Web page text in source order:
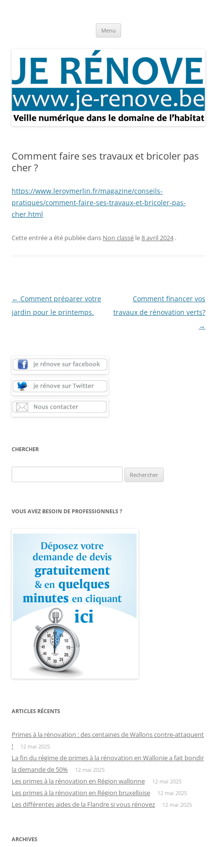
Menu
Comment faire ses travaux et bricoler pas
cher ?
https://www.leroymerlin.fr/magazine/conseils-
pratiques/comment-faire-ses-travaux-et-bricoler-pas-
cher.html
Cette entrée a été publiée dans Non classé le8 avril 2024 .
Navigation
des
← Comment préparer votre
jardin pour le printemps.
Comment financer vos
travaux de rénovation verts?
→
CHERCHER
VOUS AVEZ BESOIN DE PROFESSIONNELS ?
ARTICLES RÉCENTS
Primes à la rénovation : des centaines de Wallons contre-attaquent
!
12 mai 2025
La fin du régime de primes à la rénovation en Wallonie a fait bondir
la demande de 50%
12 mai 2025
Les primes à la rénovation en Région wallonne 12 mai 2025
Les primes à la rénovation en Région bruxelloise 12 mai 2025
Les différentes aides de la Flandre si vous rénovez 12 mai 2025
ARCHIVES